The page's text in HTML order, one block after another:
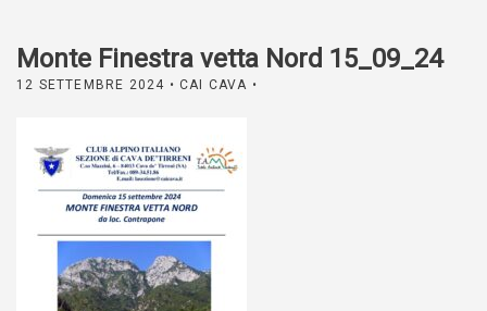
Monte Finestra vetta Nord 15_09_24
12 SETTEMBRE 2024 • CAI CAVA •